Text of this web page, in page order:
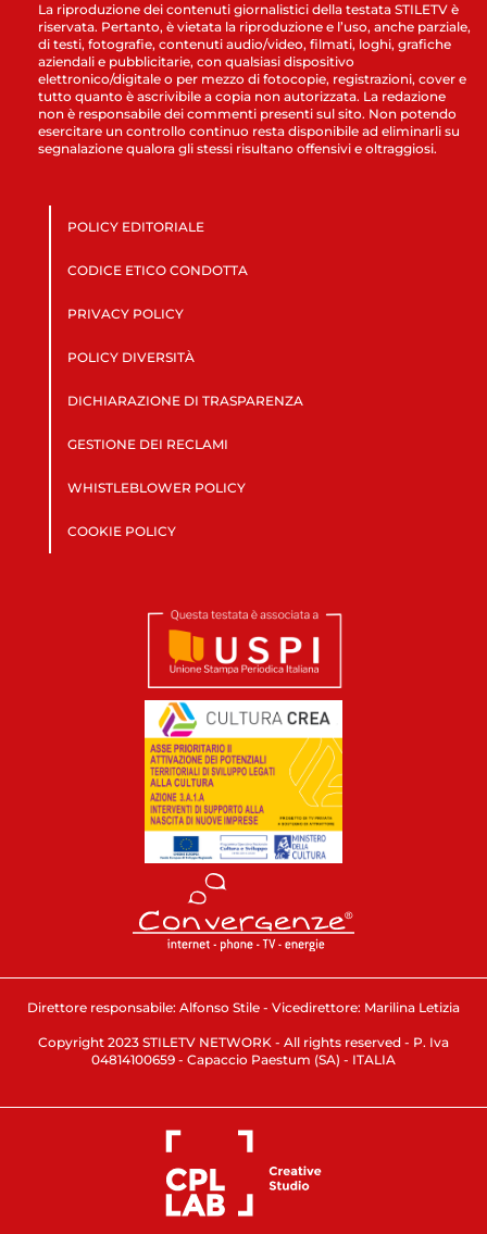
La riproduzione dei contenuti giornalistici della testata STILETV è
riservata. Pertanto, è vietata la riproduzione e l’uso, anche parziale,
di testi, fotografie, contenuti audio/video, filmati, loghi, grafiche
aziendali e pubblicitarie, con qualsiasi dispositivo
elettronico/digitale o per mezzo di fotocopie, registrazioni, cover e
tutto quanto è ascrivibile a copia non autorizzata. La redazione
non è responsabile dei commenti presenti sul sito. Non potendo
esercitare un controllo continuo resta disponibile ad eliminarli su
segnalazione qualora gli stessi risultano offensivi e oltraggiosi.
POLICY EDITORIALE
CODICE ETICO CONDOTTA
PRIVACY POLICY
POLICY DIVERSITÀ
DICHIARAZIONE DI TRASPARENZA
GESTIONE DEI RECLAMI
WHISTLEBLOWER POLICY
COOKIE POLICY
Direttore responsabile: Alfonso Stile - Vicedirettore: Marilina Letizia
Copyright 2023 STILETV NETWORK - All rights reserved - P. Iva
04814100659 - Capaccio Paestum (SA) - ITALIA